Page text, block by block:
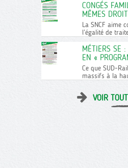
CONGÉS
MÊMES
La SNCF aime
l’égalité de
MÉTIERS SE
EN «
Ce que SUD-
massifs à la
VOIR